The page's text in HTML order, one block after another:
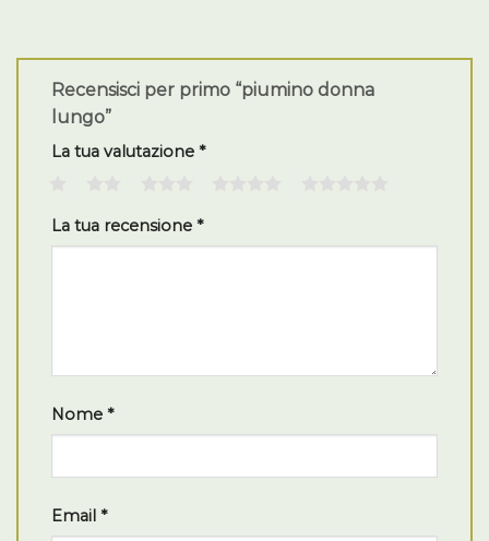
Recensisci per primo “piumino donna
lungo”
La tua valutazione *
La tua recensione *
Nome *
Email *